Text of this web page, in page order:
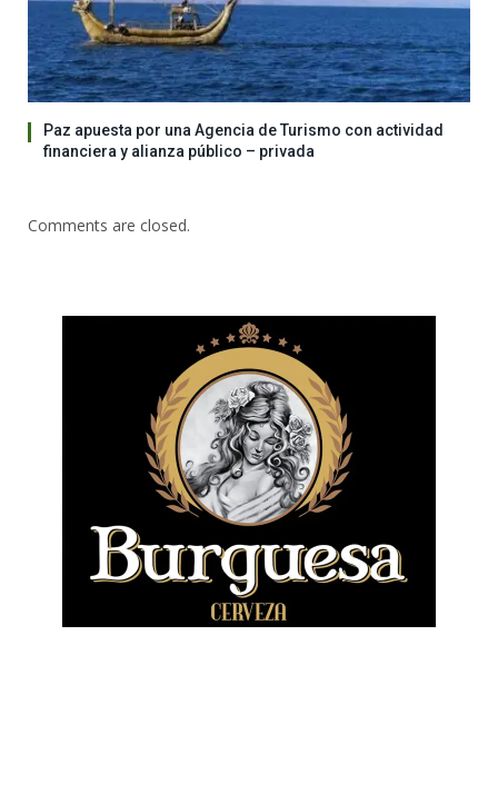
Paz apuesta por una Agencia de Turismo con actividad
financiera y alianza público – privada
Comments are closed.